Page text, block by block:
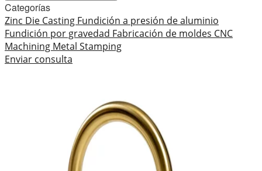
Categorías
Zinc Die Casting Fundición a presión de aluminio
Fundición por gravedad Fabricación de moldes CNC
Machining Metal Stamping
Enviar consulta